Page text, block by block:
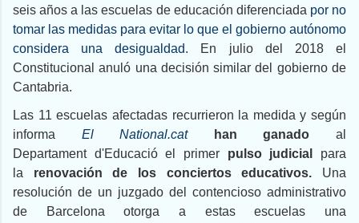
seis años a las escuelas de educación diferenciada por no
tomar las medidas para evitar lo que el gobierno autónomo
considera una desigualdad. En julio del 2018 el
Constitucional anuló una decisión similar del gobierno de
Cantabria.
Las 11 escuelas afectadas recurrieron la medida y según
informa El National.cat han ganado al
Departament d'Educació el primer pulso judicial
para
la renovación de los conciertos educativos. Una
resolución de un juzgado del contencioso administrativo
de Barcelona otorga a estas escuelas una